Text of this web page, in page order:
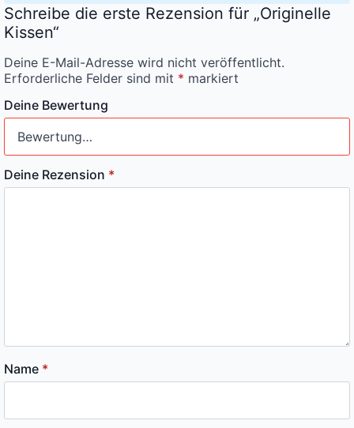
Schreibe die erste Rezension für „Originelle
Kissen“
Deine E-Mail-Adresse wird nicht veröffentlicht.
Erforderliche Felder sind mit * markiert
Deine Bewertung
Deine Rezension *
Name *